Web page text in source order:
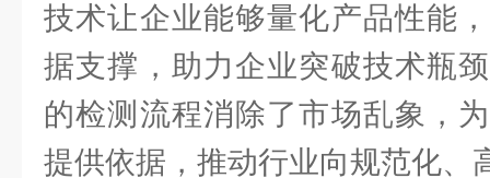
技术让企业能够量化产品性能
据支撑，助力企业突破技术瓶
的检测流程消除了市场乱象，
提供依据，推动行业向规范化、